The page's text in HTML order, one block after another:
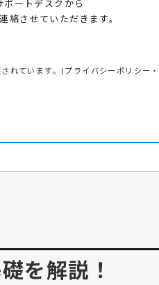
ートデスクから
絡させていただきます。
れています。(プライバシーポリシー ・
を解説！